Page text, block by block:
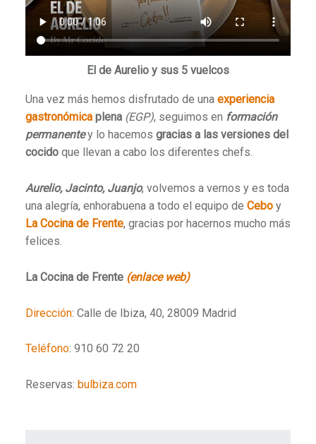
El de Aurelio y sus 5 vuelcos
Una vez más hemos disfrutado de una experiencia
gastronómica plena (EGP), seguimos en formación
permanentey lo hacemos gracias a las versiones del
cocidoque llevan a cabo los diferentes chefs.
Aurelio, Jacinto, Juanjo, volvemos a vernos y es toda
una alegría, enhorabuena a todo el equipo de Ceboy
La Cocina de Frente, gracias por hacernos mucho más
felices.
La Cocina de Frente (enlace web)
Dirección: Calle de Ibiza, 40, 28009 Madrid
Teléfono: 910 60 72 20
Reservas: bulbiza.com